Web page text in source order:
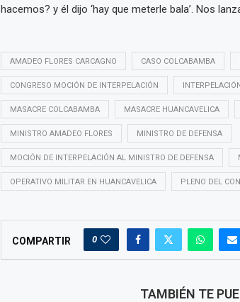
hacemos? y él dijo ‘hay que meterle bala’. Nos
AMADEO FLORES CARCAGNO CASO COLCABAMBA
CONGRESO MOCIÓN DE INTERPELACIÓN
MASACRE COLCABAMBA MASACRE HUANCAVELICA
MINISTRO AMADEO FLORES MINISTRO DE DEFENSA
MOCIÓN DE INTERPELACIÓN AL MINISTRO DE DEFENSA
OPERATIVO MILITAR EN HUANCAVELICA PLENO DEL
COMPARTIR 0
TAMBIÉN TE